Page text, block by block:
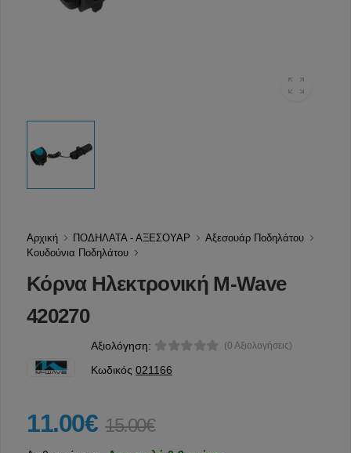
Αρχική ΠΟΔΗΛΑΤΑ - ΑΞΕΣΟΥΑΡ
Αξεσουάρ Ποδηλάτου
Κουδούνια Ποδηλάτου
Κόρνα Ηλεκτρονική M-Wave
420270
Αξιολόγηση: (0 Αξιολογήσεις)
Κωδικός 021166
11.00€ 15.00€